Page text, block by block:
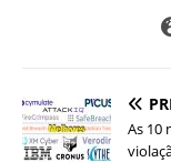
As 10